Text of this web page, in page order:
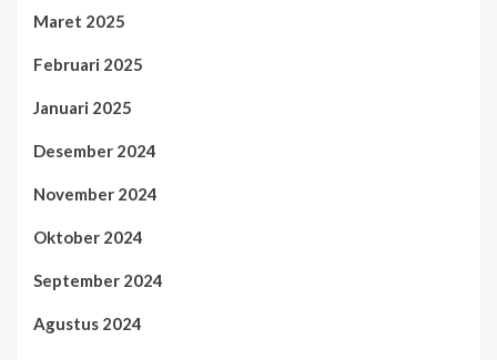
Maret 2025
Februari 2025
Januari 2025
Desember 2024
November 2024
Oktober 2024
September 2024
Agustus 2024